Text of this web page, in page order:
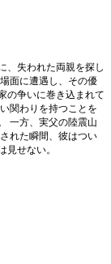
、失われた両親を探し
面に遭遇し、その優
の争いに巻き込まれて
関わりを持つことを
一方、実父の陸震山
れた瞬間、彼はつい
見せない。